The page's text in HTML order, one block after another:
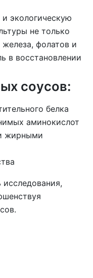
экологическую
не только
фолатов и
в восстановлении
соусов:
белка
аминокислот
жирными